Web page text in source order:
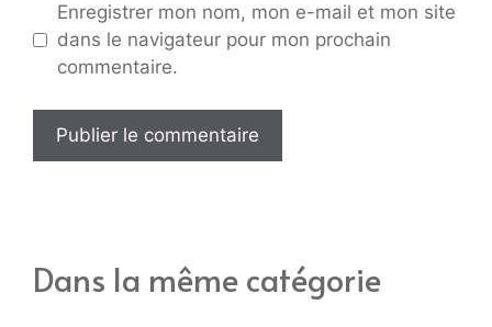
Enregistrer mon nom, mon e-mail et mon site
dans le navigateur pour mon prochain
commentaire.
Dans la même catégorie